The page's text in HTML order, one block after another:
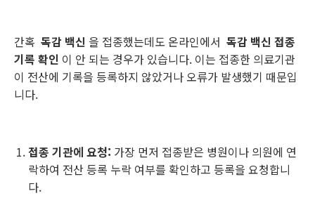
간혹 독감 백신 을 접종했는데도 온라인에서 독감 백신 접종
기록 확인 이 안 되는 경우가 있습니다. 이는 접종한 의료기관
이 전산에 기록을 등록하지 않았거나 오류가 발생했기 때문입
니다.
접종 기관에 요청: 가장 먼저 접종받은 병원이나 의원에 연
락하여 전산 등록 누락 여부를 확인하고 등록을 요청합니
다.